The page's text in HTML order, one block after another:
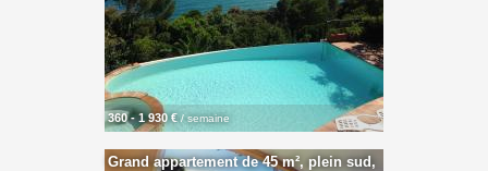
360 - 1 930 €/ semaine
Grand appartement de 45 m², plein sud,